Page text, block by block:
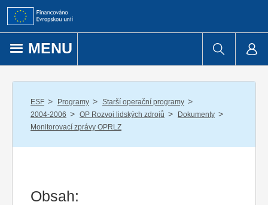
Přejít k obsahu
MENU
ESF / Programy / Starší operační programy /
2004-2006 / OP Rozvoj lidských zdrojů / Dokumenty /
Monitorovací zprávy OPRLZ
Obsah: